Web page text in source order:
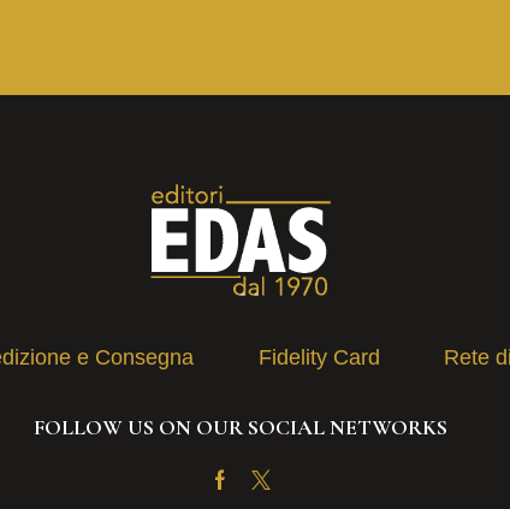
e Consegna Fidelity Card Rete
FOLLOW US ON OUR SOCIAL NETWORKS
Facebook
Twitter